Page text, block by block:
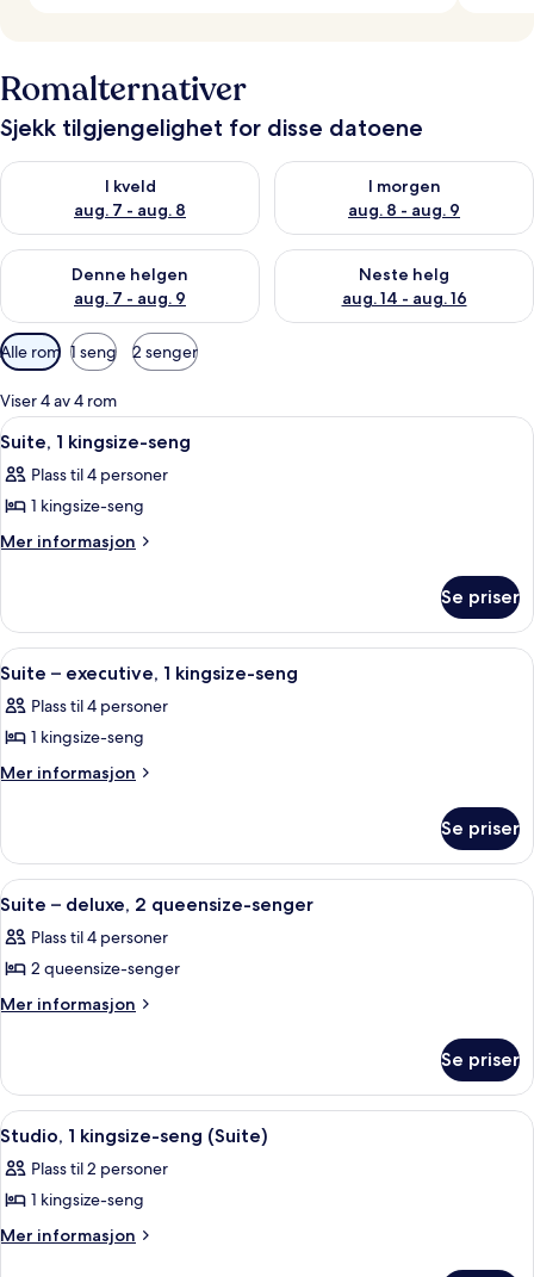
Romalternativer
Sjekk tilgjengelighet for disse datoene
I kveld
aug. 7 - aug. 8
Sjekk tilgjengelighet for i kveld, aug. 7 - aug. 8
I morgen
aug. 8 - aug. 9
Sjekk tilgjengelighet for i
Denne helgen
aug. 7 - aug. 9
Sjekk tilgjengelighet for denne helgen, aug. 7 - aug. 9
Neste helg
aug. 14 - aug. 16
Sjekk tilgjengelighet for neste
Tilgjengelige
filtre
for
rom
Alle rom 1 seng 2 senger
Viser 4 av 4 rom
Åpne
alle
bildene
av
Suite,
seng
Senger med overmadrass, safe på
11
Suite, 1 kingsize-seng
Plass til 4 personer
1 kingsize-seng
Mer informasjon
Mer
1
kingsize-
seng
Se priser
Åpne
alle
bildene
av
Suite
1
kingsize-
seng
Kaffetrakter/tekoker, kjøleskap,
7
Suite – executive, 1 kingsize-seng
Plass til 4 personer
1 kingsize-seng
Mer informasjon
Mer
–
executive,
1
seng
Se priser
Åpne
alle
bildene
av
Suite
2
queensize-
senger
Senger med overmadrass, safe på
12
Suite – deluxe, 2 queensize-senger
Plass til 4 personer
2 queensize-senger
Mer informasjon
Mer
–
deluxe,
2
senger
Se priser
Åpne
alle
bildene
av
Studio,
Studio, 1 kingsize-seng (Suite) |
12
Studio, 1 kingsize-seng (Suite)
Plass til 2 personer
1 kingsize-seng
Mer informasjon
Mer